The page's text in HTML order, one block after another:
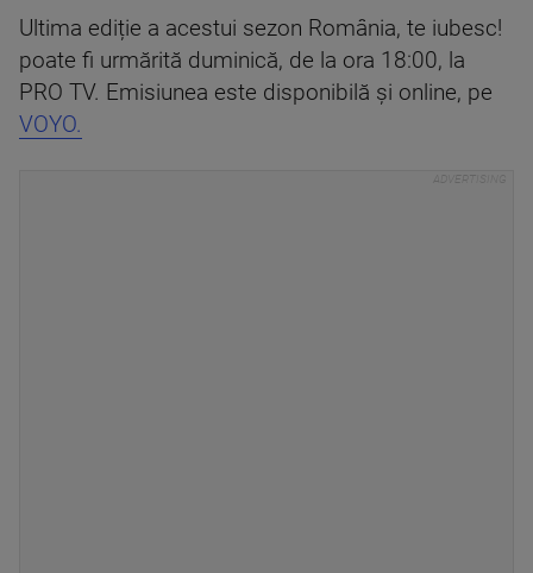
Ultima ediție a acestui sezon România, te iubesc!
poate fi urmărită duminică, de la ora 18:00, la
PRO TV. Emisiunea este disponibilă și online, pe
VOYO.